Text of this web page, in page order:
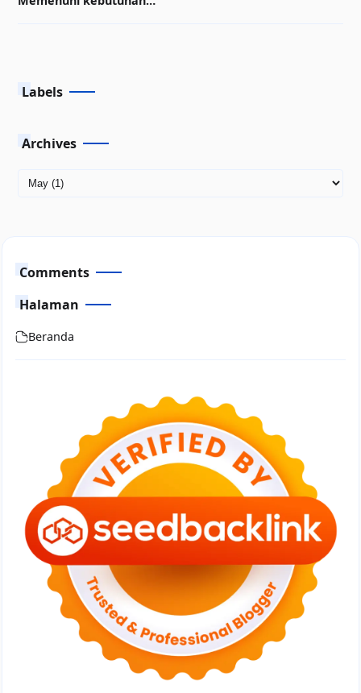
Labels
Archives
Comments
Halaman
Beranda